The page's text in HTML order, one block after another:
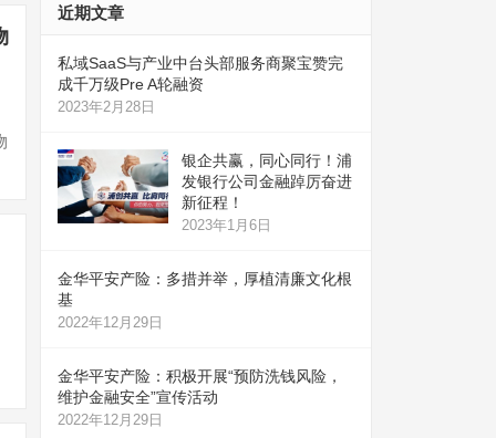
近期文章
私域SaaS与产业中台头部服务商聚宝赞完
成千万级Pre A轮融资
2023年2月28日
银企共赢，同心同行！浦
发银行公司金融踔厉奋进
新征程！
2023年1月6日
金华平安产险：多措并举，厚植清廉文化根
基
2022年12月29日
金华平安产险：积极开展“预防洗钱风险，
维护金融安全”宣传活动
2022年12月29日